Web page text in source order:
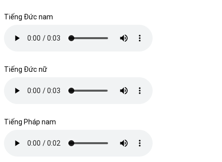
Tiếng Đức nam
Tiếng Đức nữ
Tiếng Pháp nam